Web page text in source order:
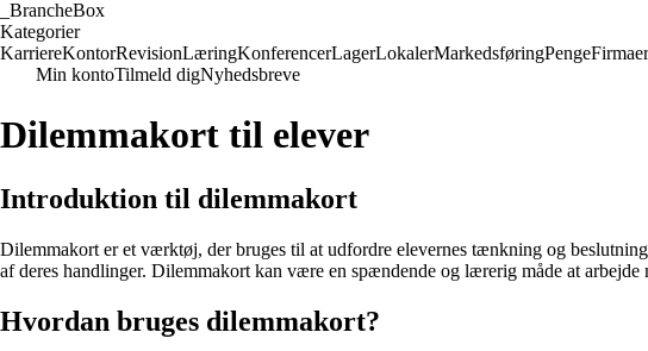
BrancheBox
Kategorier
KarriereKontorRevisionLæringKonferencerLagerLokalerMarkedsføringPengeFirmaer
Min kontoTilmeld digNyhedsbreve
Dilemmakort til elever
Introduktion til dilemmakort
Dilemmakort er et værktøj, der bruges til at udfordre elevernes tænkning og
af deres handlinger. Dilemmakort kan være en spændende og lærerig måde at arbejde
Hvordan bruges dilemmakort?